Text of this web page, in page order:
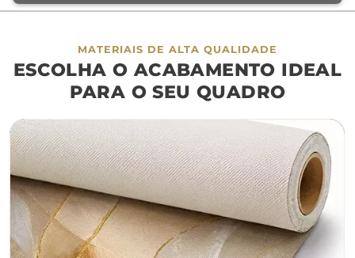
móvel de referência
sofá cama
largura aproximada
160cm 200cm
280cm 320cm
MATERIAIS DE ALTA QUALIDADE
ESCOLHA O ACABAMENTO IDEAL
PARA O SEU QUADRO